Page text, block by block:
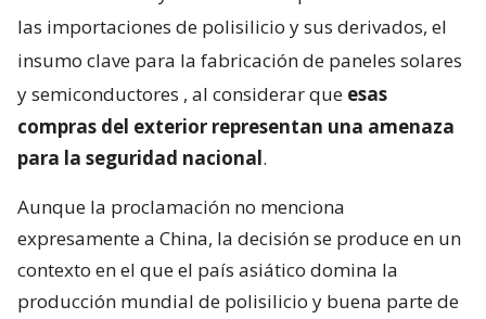
las importaciones de polisilicio y sus derivados, el
insumo clave para la fabricación de paneles solares
y semiconductores , al considerar que esas
compras del exterior representan una amenaza
para la seguridad nacional.
Aunque la proclamación no menciona
expresamente a China, la decisión se produce en un
contexto en el que el país asiático domina la
producción mundial de polisilicio y buena parte de